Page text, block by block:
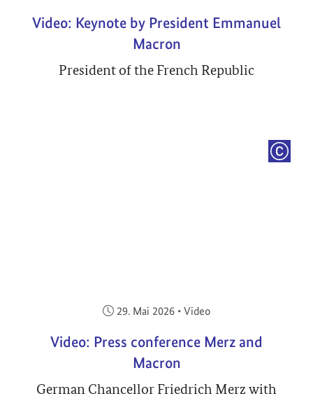
Video: Keynote by President Emmanuel
Macron
President of the French Republic
Veröffentlicht am:
29. Mai 2026 • Video
Video: Press conference Merz and
Macron
German Chancellor Friedrich Merz with